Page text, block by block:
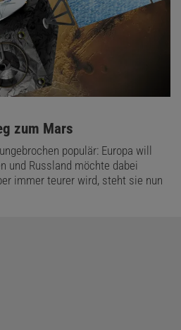
zum Mars
populär: Europa will
und Russland möchte dabei
immer teurer wird, steht sie nun